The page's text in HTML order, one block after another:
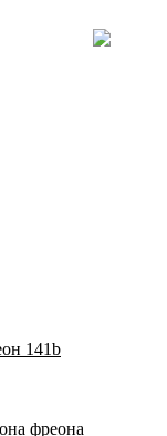
141b
фреона